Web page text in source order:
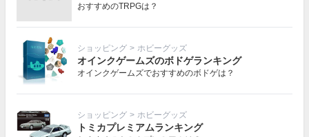
おすすめのTRPGは？
ショッピング > ホビーグッズ
オインクゲームズのボドゲランキング
オインクゲームズでおすすめのボドゲは？
ショッピング > ホビーグッズ
トミカプレミアムランキング